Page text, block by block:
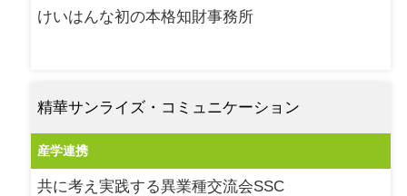
けいはんな初の本格知財事務所
精華サンライズ・コミュニケーション
産学連携
共に考え実践する異業種交流会SSC